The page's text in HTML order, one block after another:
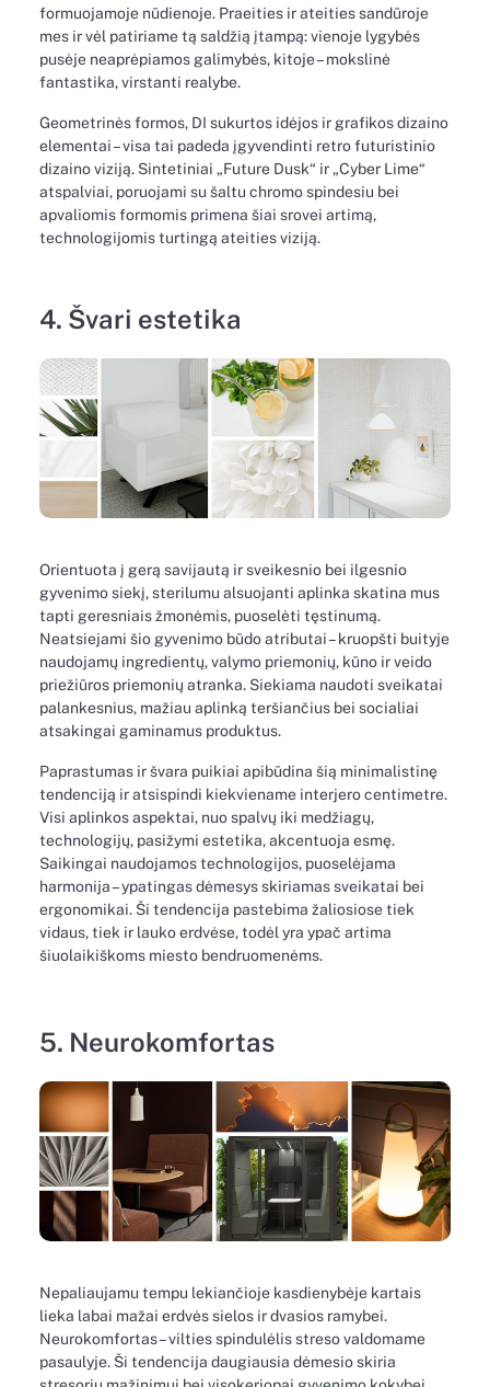
formuojamoje nūdienoje. Praeities ir ateities sandūroje
mes ir vėl patiriame tą saldžią įtampą: vienoje lygybės
pusėje neaprėpiamos galimybės, kitoje – mokslinė
fantastika, virstanti realybe.
Geometrinės formos, DI sukurtos idėjos ir grafikos dizaino
elementai – visa tai padeda įgyvendinti retro futuristinio
dizaino viziją. Sintetiniai „Future Dusk“ ir „Cyber Lime“
atspalviai, poruojami su šaltu chromo spindesiu bei
apvaliomis formomis primena šiai srovei artimą,
technologijomis turtingą ateities viziją.
4. Švari estetika
Orientuota į gerą savijautą ir sveikesnio bei ilgesnio
gyvenimo siekį, sterilumu alsuojanti aplinka skatina mus
tapti geresniais žmonėmis, puoselėti tęstinumą.
Neatsiejami šio gyvenimo būdo atributai – kruopšti buityje
naudojamų ingredientų, valymo priemonių, kūno ir veido
priežiūros priemonių atranka. Siekiama naudoti sveikatai
palankesnius, mažiau aplinką teršiančius bei socialiai
atsakingai gaminamus produktus.
Paprastumas ir švara puikiai apibūdina šią minimalistinę
tendenciją ir atsispindi kiekviename interjero centimetre.
Visi aplinkos aspektai, nuo spalvų iki medžiagų,
technologijų, pasižymi estetika, akcentuoja esmę.
Saikingai naudojamos technologijos, puoselėjama
harmonija – ypatingas dėmesys skiriamas sveikatai bei
ergonomikai. Ši tendencija pastebima žaliosiose tiek
vidaus, tiek ir lauko erdvėse, todėl yra ypač artima
šiuolaikiškoms miesto bendruomenėms.
5. Neurokomfortas
Nepaliaujamu tempu lekiančioje kasdienybėje kartais
lieka labai mažai erdvės sielos ir dvasios ramybei.
Neurokomfortas – vilties spindulėlis streso valdomame
pasaulyje. Ši tendencija daugiausia dėmesio skiria